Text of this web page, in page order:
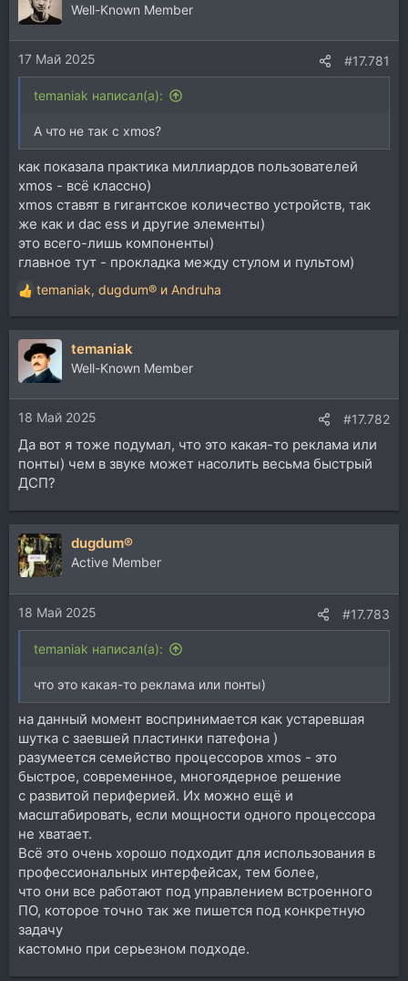
и
и
:
Well-Known Member
17 Май 2025 #17.781
temaniak написал(а):
А что не так с xmos?
как показала практика миллиардов пользователей
xmos - всё классно)
xmos ставят в гигантское количество устройств, так
же как и dac ess и другие элементы)
это всего-лишь компоненты)
главное тут - прокладка между стулом и пультом)
Р
е
а
ц
и
и
:
temaniak, dugdum® и Andruha
temaniak
Well-Known Member
18 Май 2025 #17.782
Да вот я тоже подумал, что это какая-то реклама или
понты) чем в звуке может насолить весьма быстрый
ДСП?
dugdum®
Active Member
18 Май 2025 #17.783
temaniak написал(а):
что это какая-то реклама или понты)
на данный момент воспринимается как устаревшая
шутка с заевшей пластинки патефона )
разумеется семейство процессоров xmos - это
быстрое, современное, многоядерное решение
с развитой периферией. Их можно ещё и
масштабировать, если мощности одного процессора
не хватает.
Всё это очень хорошо подходит для использования в
профессиональных интерфейсах, тем более,
что они все работают под управлением встроенного
ПО, которое точно так же пишется под конкретную
задачу
кастомно при серьезном подходе.